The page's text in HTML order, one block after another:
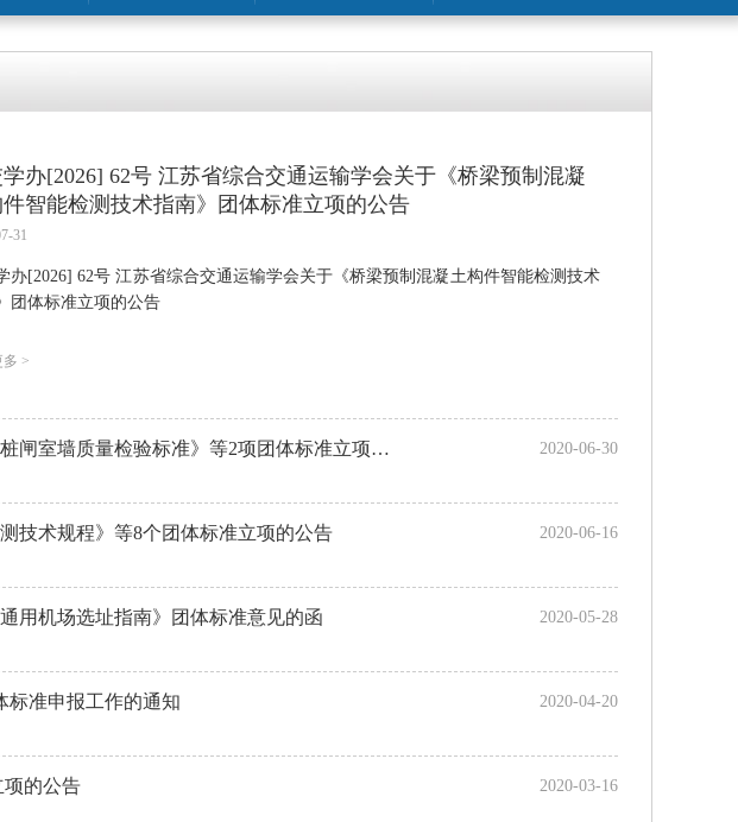
办[2026] 62号 江苏省综合交通运输学会关于《桥梁预制混凝
智能检测技术指南》团体标准立项的公告
31
办[2026] 62号 江苏省综合交通运输学会关于《桥梁预制混凝土构件智能检测技术
团体标准立项的公告
多 >
苏交学办[2020]21号 江苏省综合交通运输学会关于《钢板桩闸室墙质量检验标准》等2项团体标准立项的公告 2020-06-30
技术规程》等8个团体标准立项的公告 2020-06-16
用机场选址指南》团体标准意见的函 2020-05-28
标准申报工作的通知 2020-04-20
项的公告 2020-03-16